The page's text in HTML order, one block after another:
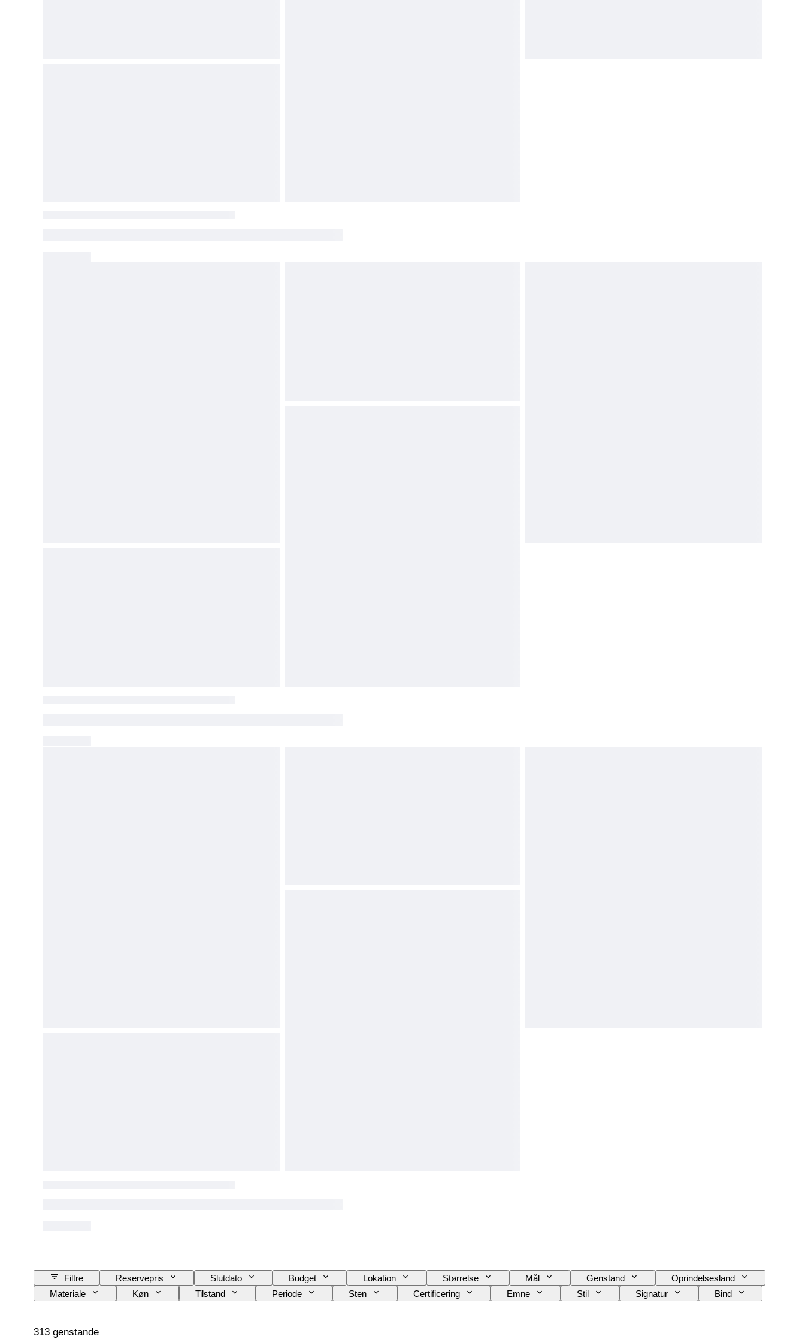
Filtre Reservepris Slutdato Budget Lokation Størrelse Mål Genstand
Oprindelsesland
Materiale
Køn Tilstand Periode Sten Certificering Emne Stil Signatur
Bind
Udgave
Sprog Mineralform Behandling Original/ kopi Æra Eksemplar
313 genstande